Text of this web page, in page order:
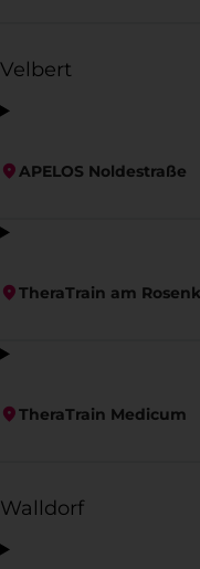
Velbert
APELOS Noldestraße
TheraTrain am
TheraTrain Medicum
Walldorf